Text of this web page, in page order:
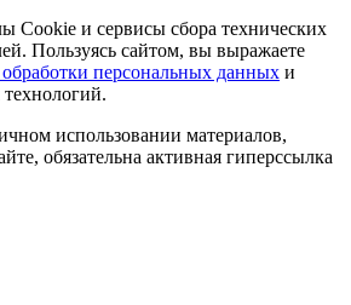
Cookie и сервисы сбора технических
Пользуясь сайтом, вы выражаете
персональных данных и
использовании материалов,
обязательна активная гиперссылка